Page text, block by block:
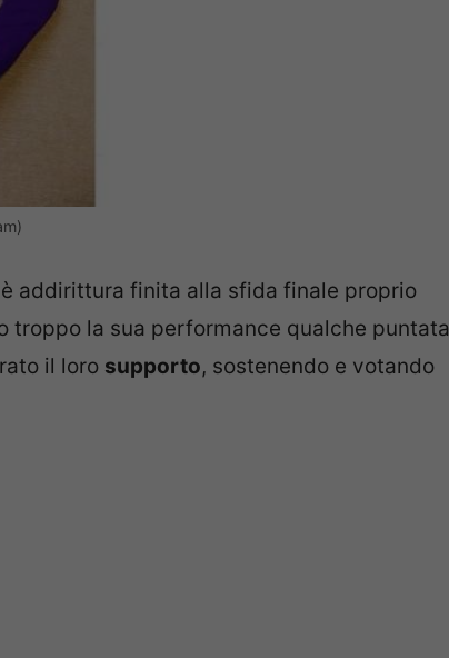
è addirittura finita alla sfida finale proprio
troppo la sua performance qualche puntata
il loro supporto, sostenendo e votando